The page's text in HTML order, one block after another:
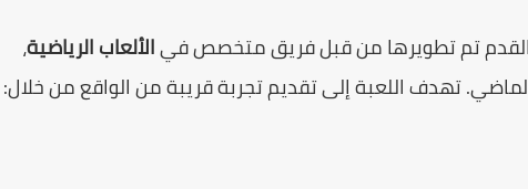
تم تطويرها من قبل فريق متخصص فيالألعاب الرياضية،
تهدف اللعبة إلى تقديم تجربة قريبة من الواقع من خلال: